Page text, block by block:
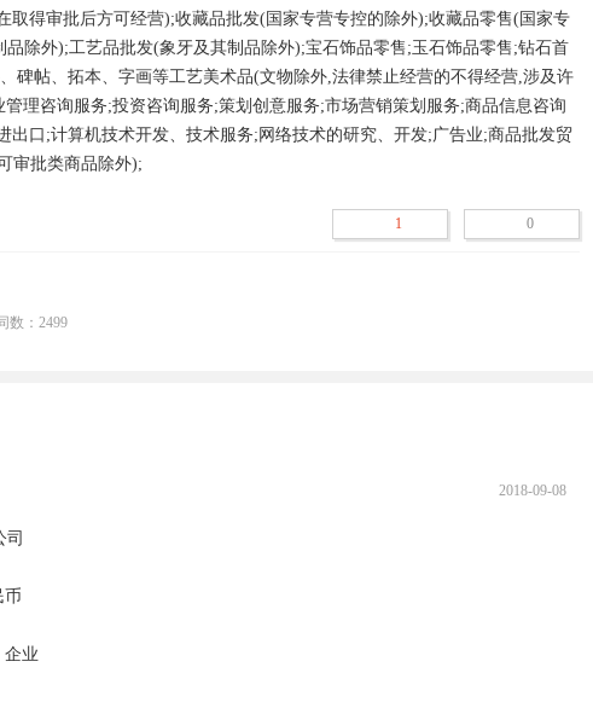
取得审批后方可经营);收藏品批发(国家专营专控的除外);收藏品零售(国家专
除外);工艺品批发(象牙及其制品除外);宝石饰品零售;玉石饰品零售;钻石首
碑帖、拓本、字画等工艺美术品(文物除外,法律禁止经营的不得经营,涉及许
理咨询服务;投资咨询服务;策划创意服务;市场营销策划服务;商品信息咨询
出口;计算机技术开发、技术服务;网络技术的研究、开发;广告业;商品批发贸
审批类商品除外);
1 0
数：2499
2018-09-08
司